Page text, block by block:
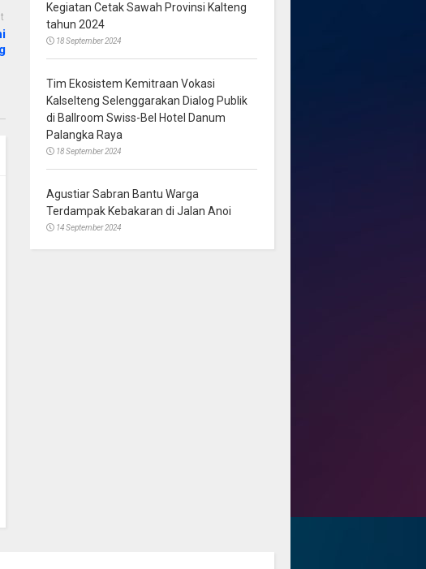
Kegiatan Cetak Sawah Provinsi Kalteng
tahun 2024
18 September 2024
Tim Ekosistem Kemitraan Vokasi
Kalselteng Selenggarakan Dialog Publik
di Ballroom Swiss-Bel Hotel Danum
Palangka Raya
18 September 2024
Agustiar Sabran Bantu Warga
Terdampak Kebakaran di Jalan Anoi
14 September 2024